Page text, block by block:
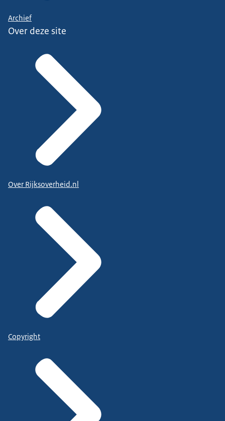
Archief
Over deze site
Over Rijksoverheid.nl
Copyright